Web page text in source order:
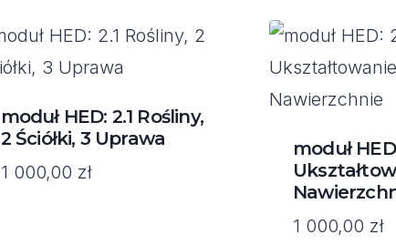
moduł HED: 2.1 Rośliny,
2 Ściółki, 3 Uprawa
1 000,00 zł
moduł
1 000,00 zł